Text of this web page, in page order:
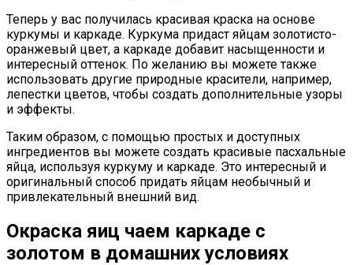
Теперь у вас получилась красивая краска на основе
куркумы и каркаде. Куркума придаст яйцам золотисто-
оранжевый цвет, а каркаде добавит насыщенности и
интересный оттенок. По желанию вы можете также
использовать другие природные красители, например,
лепестки цветов, чтобы создать дополнительные узоры
и эффекты.
Таким образом, с помощью простых и доступных
ингредиентов вы можете создать красивые пасхальные
яйца, используя куркуму и каркаде. Это интересный и
оригинальный способ придать яйцам необычный и
привлекательный внешний вид.
Окраска яиц чаем каркаде с
золотом в домашних условиях